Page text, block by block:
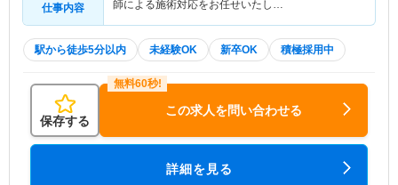
仕事内容
師による施術対応をお任せいたし…
駅から徒歩5分以内 未経験OK 新卒OK 積極採用中
保存する
この求人を問い合わせる
詳細を見る